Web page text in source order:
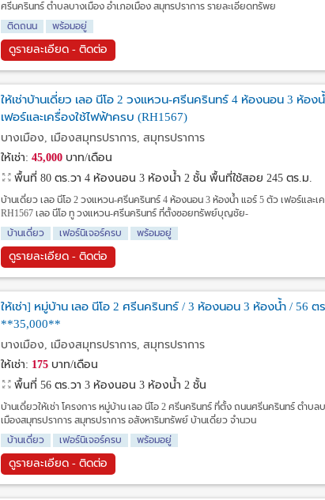
ศรีนครินทร์ ตำบลบางเมือง อำเภอเมือง สมุทรปราการ รายละเอียดทรัพย
ติดถนน
พร้อมอยู่
ดูรายละเอียด - ติดต่อ
ให้เช่าบ้านเดี่ยว เลอ นีโอ 2 วงแหวน-ศรีนครินทร์ 4 ห้องนอน 3 ห้อง
เฟอร์และเครื่องใช้ไฟฟ้าครบ (RH1567)
บางเมือง, เมืองสมุทรปราการ, สมุทรปราการ
ให้เช่า: 45,000 บาท/เดือน
พื้นที่ 80 ตร.วา 4 ห้องนอน 3 ห้องน้ำ 2 ชั้น พื้นที่ใช้สอย 245 ตร.ม.
บ้านเดี่ยว เลอ นีโอ 2 วงแหวน-ศรีนครินทร์ 4 ห้องนอน 3 ห้องน้ำ แอร์ 5 ตัว เฟอร์และเ
RH1567 เลอ นีโอ ทู วงแหวน-ศรีนครินทร์ ที่ตั้งซอยทรัพย์บุญชัย-
บ้านเดี่ยว
เฟอร์นิเจอร์ครบ พร้อมอยู่
ดูรายละเอียด - ติดต่อ
ให้เช่า] หมู่บ้าน เลอ นีโอ 2 ศรีนครินทร์ / 3 ห้องนอน 3 ห้องน้ำ / 56 ต
**35,000**
บางเมือง, เมืองสมุทรปราการ, สมุทรปราการ
ให้เช่า: 175 บาท/เดือน
พื้นที่ 56 ตร.วา 3 ห้องนอน 3 ห้องน้ำ 2 ชั้น
บ้านเดี่ยวให้เช่า โครงการ หมู่บ้าน เลอ นีโอ 2 ศรีนครินทร์ ที่ตั้ง ถนนศรีนครินทร์ ตำบล
เมืองสมุทรปราการ สมุทรปราการ อสังหาริมทรัพย์ บ้านเดี่ยว จำนวน
บ้านเดี่ยว
เฟอร์นิเจอร์ครบ พร้อมอยู่
ดูรายละเอียด - ติดต่อ